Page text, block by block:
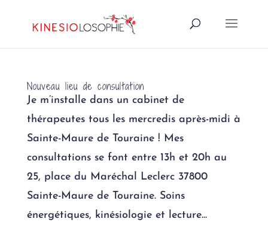
Nouveau lieu de consultation
Je m’installe dans un cabinet de
thérapeutes tous les mercredis après-midi à
Sainte-Maure de Touraine ! Mes
consultations se font entre 13h et 20h au
25, place du Maréchal Leclerc 37800
Sainte-Maure de Touraine. Soins
énergétiques, kinésiologie et lecture...